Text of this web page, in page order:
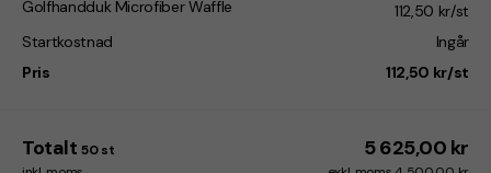
Golfhandduk Microfiber Waffle
112,50 kr/st
Startkostnad
Ingår
Pris
112,50 kr/st
Totalt 50 st 5 625,00 kr